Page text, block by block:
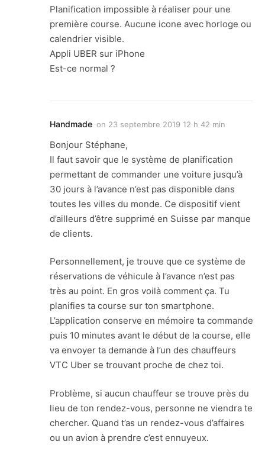
Planification impossible à réaliser pour une
première course. Aucune icone avec horloge ou
calendrier visible.
Appli UBER sur iPhone
Est-ce normal ?
Handmade on 23 septembre 2019 12 h 42 min
Bonjour Stéphane,
Il faut savoir que le système de planification
permettant de commander une voiture jusqu’à
30 jours à l’avance n’est pas disponible dans
toutes les villes du monde. Ce dispositif vient
d’ailleurs d’être supprimé en Suisse par manque
de clients.
Personnellement, je trouve que ce système de
réservations de véhicule à l’avance n’est pas
très au point. En gros voilà comment ça. Tu
planifies ta course sur ton smartphone.
L’application conserve en mémoire ta commande
puis 10 minutes avant le début de la course, elle
va envoyer ta demande à l’un des chauffeurs
VTC Uber se trouvant proche de chez toi.
Problème, si aucun chauffeur se trouve près du
lieu de ton rendez-vous, personne ne viendra te
chercher. Quand t’as un rendez-vous d’affaires
ou un avion à prendre c’est ennuyeux.